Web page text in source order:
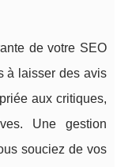
de votre SEO
à laisser des avis
aux critiques,
Une gestion
souciez de vos